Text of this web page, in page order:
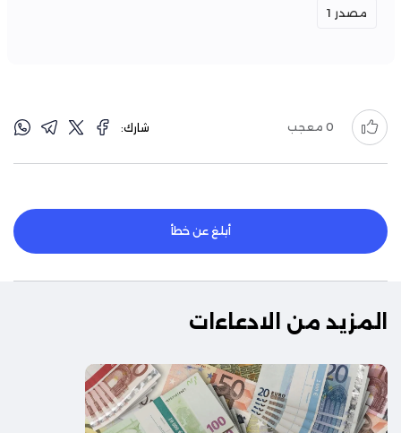
مصدر 1
0 معجب شارك:
أبلغ عن خطأ
المزيد من الادعاءات